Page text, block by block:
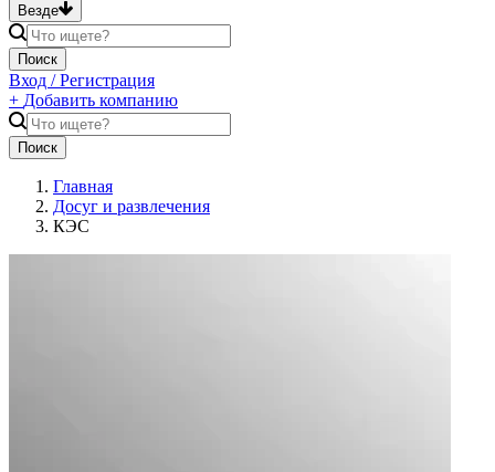
Везде
Поиск
Вход / Регистрация
+ Добавить компанию
Поиск
Главная
Досуг и развлечения
КЭС